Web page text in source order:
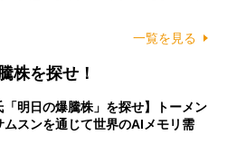
一覧を見る
株を探せ！
「明日の爆騰株」を探せ】トーメン
ムスンを通じて世界のAIメモリ需